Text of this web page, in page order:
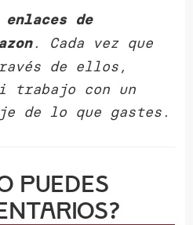
enlaces de
. Cada vez que
de ellos,
trabajo con un
de lo que gastes.
puedes